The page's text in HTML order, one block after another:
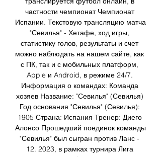
частности чемпионат Чемпионат
Испании. Текстовую трансляцию матча
"Севилья" - Хетафе, ход игры,
статистику голов, результаты и счет
можно наблюдать на нашем сайте, как
с ПК, так и с мобильных платформ,
Apple и Android, в режиме 24/7.
Информация о командах: Команда
хозяев Название: "Севилья" (Севилья)
Год основания "Севилья" (Севилья):
1905 Страна: Испания Тренер: Диего
Алонсо Прошедший поединок команды
"Севилья" был сыгран против Ланс -
12. 2023, в рамках турнира Лига